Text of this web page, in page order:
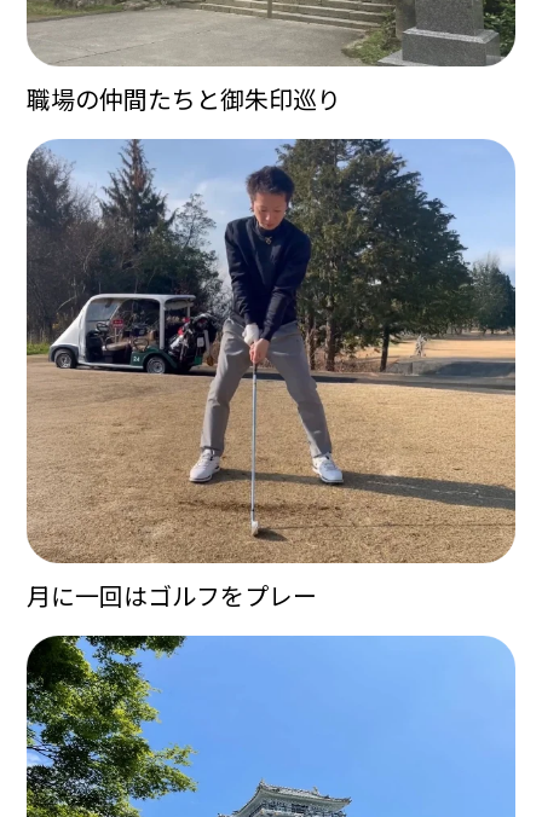
職場の仲間たちと御朱印巡り
月に一回はゴルフをプレー